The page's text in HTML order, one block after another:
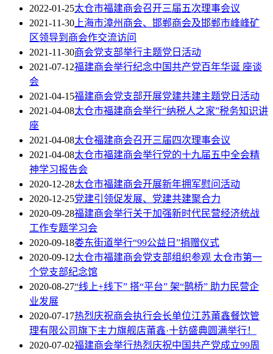
2022-01-25太仓市福建商会召开三届五次理事会议
2021-11-30上海市漳州商会、邯郸商会及邯郸市峰峰矿
区领导到商会作交流访问
2021-11-30商会党支部举行主题党日活动
2021-07-12福建商会举行纪念中国共产党百年华诞 座谈
会
2021-04-15福建商会党支部开展党建共建主题党日活动
2021-04-08太仓市福建商会举行“纳税人之家”税务知识讲
座
2021-04-08太仓福建商会召开三届四次理事会议
2021-04-08太仓市福建商会举行党的十九届五中全会精
神学习报告会
2020-12-28太仓市福建商会开展新年拥军慰问活动
2020-12-25党建引领促发展、党建共建聚合力
2020-09-28福建商会举行关于加强新时代民营经济统战
工作专题学习会
2020-09-18娄东街道举行“99公益日”捐赠仪式
2020-09-12太仓市福建商会党支部组织参观 太仓市第一
个党支部纪念馆
2020-08-27“线上+线下” 搭“平台” 架“鹊桥” 助力民营企
业发展
2020-07-17热烈庆祝商会执行会长单位江苏莆鑫餐饮管
理有限公司旗下主力旗舰店莆鑫·十鈁盛典圆满举行！
2020-07-02福建商会举行热烈庆祝中国共产党成立99周